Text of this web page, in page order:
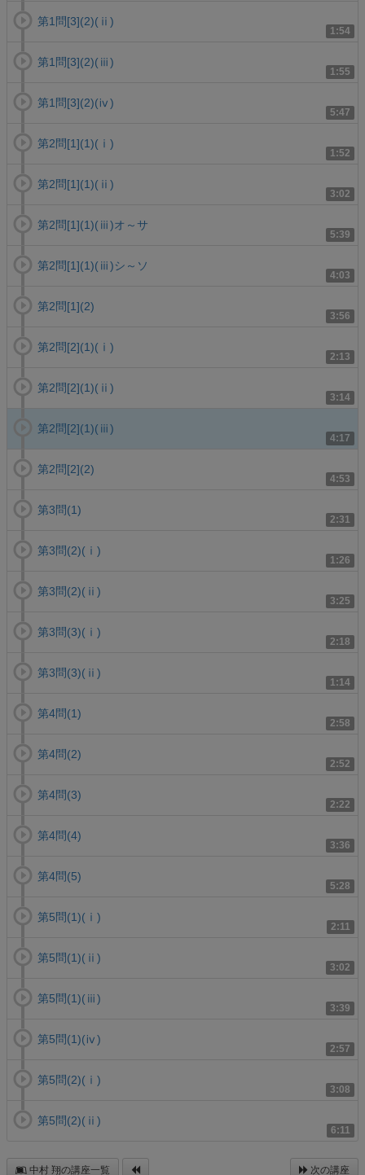
1:54
第1問[3](2)(ⅱ)
1:55
第1問[3](2)(ⅲ)
5:47
第1問[3](2)(ⅳ)
1:52
第2問[1](1)(ⅰ)
3:02
第2問[1](1)(ⅱ)
5:39
第2問[1](1)(ⅲ)オ～サ
4:03
第2問[1](1)(ⅲ)シ～ソ
3:56
第2問[1](2)
2:13
第2問[2](1)(ⅰ)
3:14
第2問[2](1)(ⅱ)
4:17
第2問[2](1)(ⅲ)
4:53
第2問[2](2)
2:31
第3問(1)
1:26
第3問(2)(ⅰ)
3:25
第3問(2)(ⅱ)
2:18
第3問(3)(ⅰ)
1:14
第3問(3)(ⅱ)
2:58
第4問(1)
2:52
第4問(2)
2:22
第4問(3)
3:36
第4問(4)
5:28
第4問(5)
2:11
第5問(1)(ⅰ)
3:02
第5問(1)(ⅱ)
3:39
第5問(1)(ⅲ)
2:57
第5問(1)(ⅳ)
3:08
第5問(2)(ⅰ)
6:11
第5問(2)(ⅱ)
中村 翔の講座一覧 次の講座